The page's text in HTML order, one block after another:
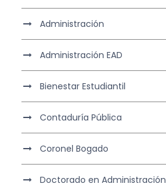
Administración
Administración EAD
Bienestar Estudiantil
Contaduría Pública
Coronel Bogado
Doctorado en Administración